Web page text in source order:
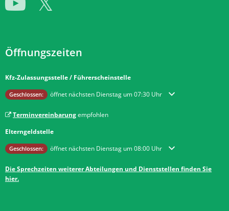
Öffnungszeiten
Kfz-Zulassungsstelle / Führerscheinstelle
Klicken, um weitere Öffnungs- oder Schließzeiten auszublenden
Geschlossen: öffnet nächsten Dienstag um 07:30 Uhr
Terminvereinbarungempfohlen
Elterngeldstelle
Klicken, um weitere Öffnungs- oder Schließzeiten auszublenden
Geschlossen: öffnet nächsten Dienstag um 08:00 Uhr
Die Sprechzeiten weiterer Abteilungen und Dienststellen finden Sie
hier.